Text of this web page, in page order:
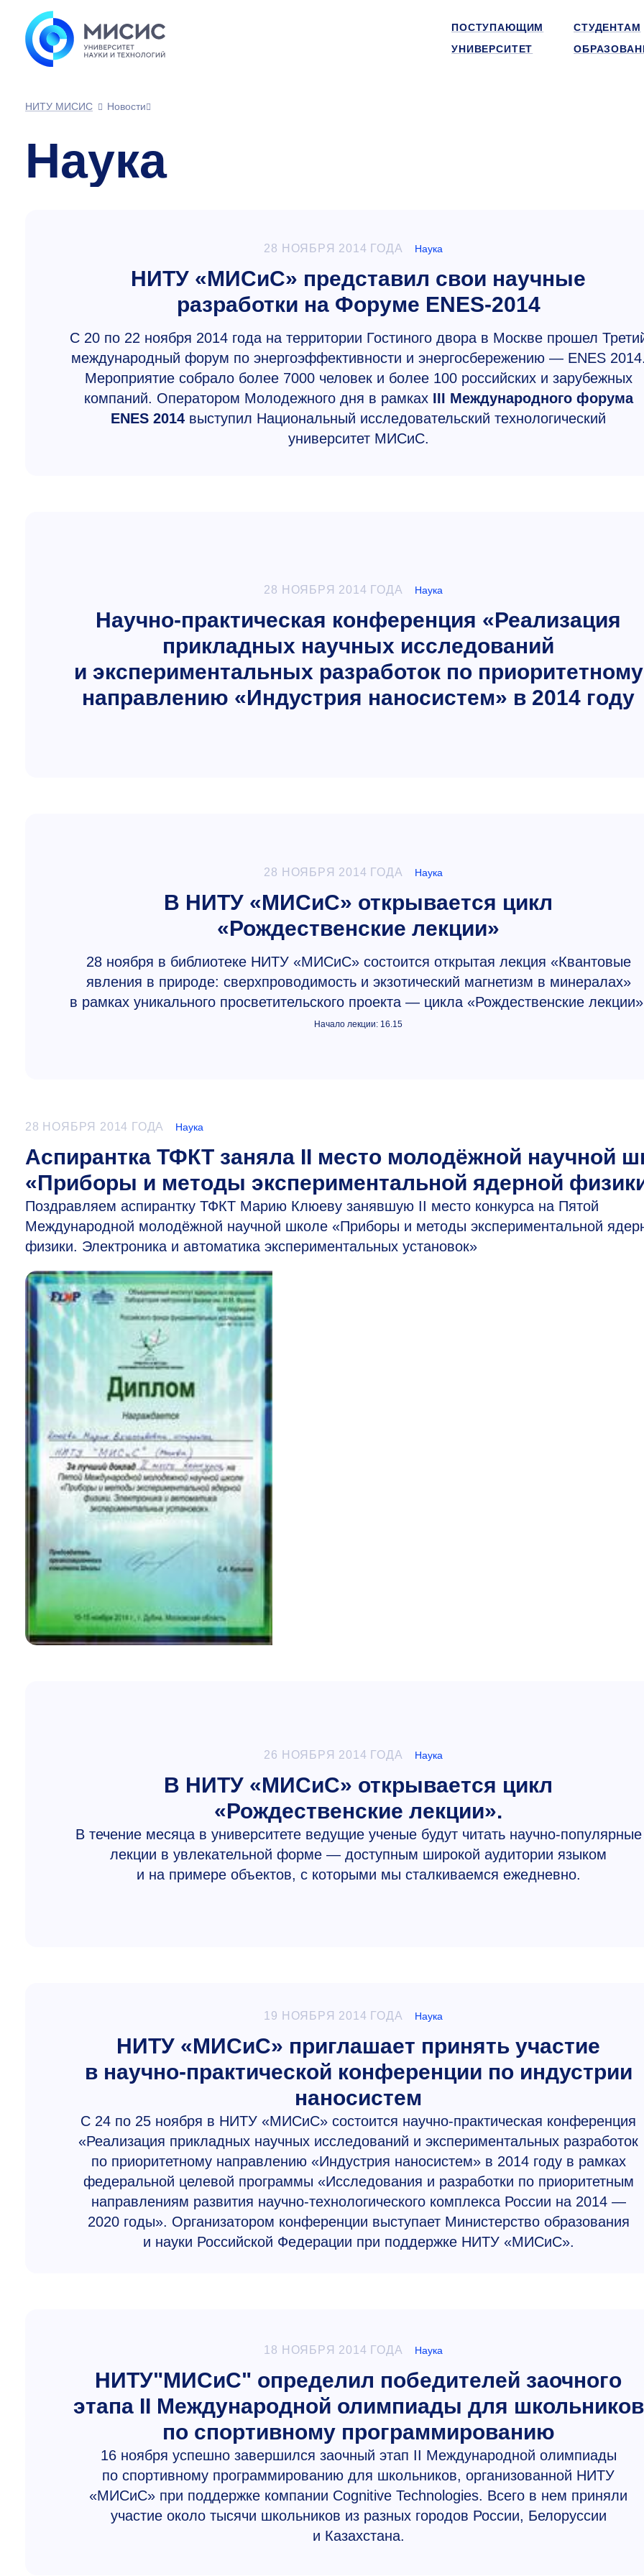
ПОСТУПАЮЩИМ СТУДЕНТАМ
УНИВЕРСИТЕТ
НИТУ МИСИС
Новости
Наука
28 НОЯБРЯ 2014 ГОДА Наука
НИТУ «МИСиС» представил свои научные
разработки на Форуме ENES-2014
С 20 по 22 ноября 2014 года на территории Гостиного двора в Москве прошел
международный форум по энергоэффективности и энергосбережению — ENES 2014.
Мероприятие собрало более 7000 человек и более 100 российских и зарубежных
компаний. Оператором Молодежного дня в рамках III Международного форума
ENES 2014 выступил Национальный исследовательский технологический
университет МИСиС.
28 НОЯБРЯ 2014 ГОДА Наука
Научно-практическая конференция «Реализация
прикладных научных исследований
и экспериментальных разработок по приоритетному
направлению «Индустрия наносистем» в 2014 году
28 НОЯБРЯ 2014 ГОДА Наука
В НИТУ «МИСиС» открывается цикл
«Рождественские лекции»
28 ноября в библиотеке НИТУ «МИСиС» состоится открытая лекция «Квантовые
явления в природе: сверхпроводимость и экзотический магнетизм в минералах»
в рамках уникального просветительского проекта — цикла «Рождественские
Начало лекции: 16.15
28 НОЯБРЯ 2014 ГОДА Наука
Аспирантка ТФКТ заняла II место молодёжной научной
«Приборы и методы экспериментальной ядерной
Поздравляем аспирантку ТФКТ Марию Клюеву занявшую II место конкурса на Пятой
Международной молодёжной научной школе «Приборы и методы экспериментальной
физики. Электроника и автоматика экспериментальных установок»
26 НОЯБРЯ 2014 ГОДА Наука
В НИТУ «МИСиС» открывается цикл
«Рождественские лекции».
В течение месяца в университете ведущие ученые будут читать научно-популярные
лекции в увлекательной форме — доступным широкой аудитории языком
и на примере объектов, с которыми мы сталкиваемся ежедневно.
19 НОЯБРЯ 2014 ГОДА Наука
НИТУ «МИСиС» приглашает принять участие
в научно-практической конференции по индустрии
наносистем
С 24 по 25 ноября в НИТУ «МИСиС» состоится научно-практическая конференция
«Реализация прикладных научных исследований и экспериментальных разработок
по приоритетному направлению «Индустрия наносистем» в 2014 году в рамках
федеральной целевой программы «Исследования и разработки по приоритетным
направлениям развития научно-технологического комплекса России на 2014 —
2020 годы». Организатором конференции выступает Министерство образования
и науки Российской Федерации при поддержке НИТУ «МИСиС».
18 НОЯБРЯ 2014 ГОДА Наука
НИТУ"МИСиС" определил победителей заочного
этапа II Международной олимпиады для школьников
по спортивному программированию
16 ноября успешно завершился заочный этап II Международной олимпиады
по спортивному программированию для школьников, организованной НИТУ
«МИСиС» при поддержке компании Cognitive Technologies. Всего в нем приняли
участие около тысячи школьников из разных городов России, Белоруссии
и Казахстана.